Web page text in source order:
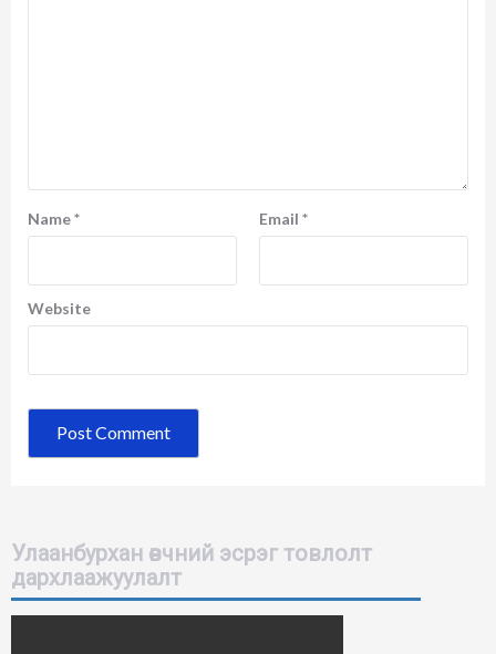
Name* Email *
Website
Улаанбурхан өвчний эсрэг товлолт
дархлаажуулалт